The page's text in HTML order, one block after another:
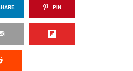
PIN